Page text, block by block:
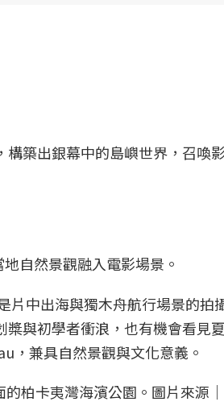
構築出銀幕中的島嶼世界，召喚
自然景觀融入電影場景。
片中出海與獨木舟航行場景的拍
與初學者衝浪，也有機會看見
，兼具自然景觀與文化意義。